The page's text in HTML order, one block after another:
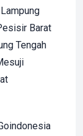
Barat
Tengah